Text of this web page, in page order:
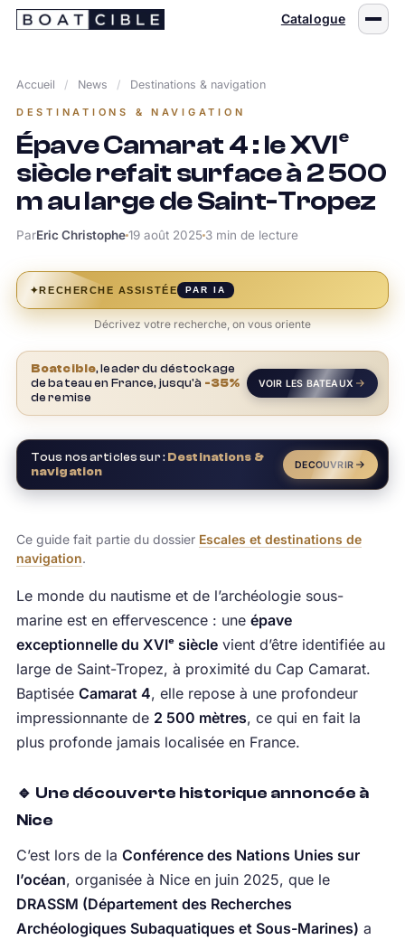
Passer
Catalogue
Accueil / News / Destinations & navigation
DESTINATIONS & NAVIGATION
Épave Camarat 4 : le XVIᵉ
siècle refait surface à 2 500
m au large de Saint-Tropez
ParEric Christophe19 août 2025 3 min de lecture
✦RECHERCHE ASSISTÉE PAR IA
Décrivez votre recherche, on vous oriente
Boatcible, leader du déstockage
de bateau en France, jusqu'à -35%
de remise
VOIR LES BATEAUX
Tous nos articles sur : Destinations &
navigation
DECOUVRIR
Ce guide fait partie du dossier Escales et destinations de
navigation.
Le monde du nautisme et de l’archéologie sous-
marine est en effervescence : une épave
exceptionnelle du XVIᵉ sièclevient d’être identifiée au
large de Saint-Tropez, à proximité du Cap Camarat.
Baptisée Camarat 4, elle repose à une profondeur
impressionnante de 2 500 mètres, ce qui en fait la
plus profonde jamais localisée en France.
🔹 Une découverte historique annoncée à
Nice
C’est lors de la Conférence des Nations Unies sur
l’océan, organisée à Nice en juin 2025, que le
DRASSM (Département des Recherches
Archéologiques Subaquatiques et Sous-Marines) a